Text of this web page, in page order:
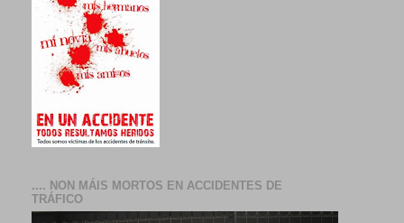
.... NON MÁIS MORTOS EN ACCIDENTES DE
TRÁFICO